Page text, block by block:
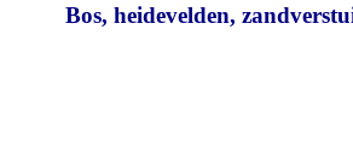
Bos, heidevelden,